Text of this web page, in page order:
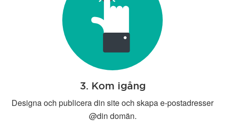
3. Kom igång
Designa och publicera din site och skapa e-postadresser
@din domän.